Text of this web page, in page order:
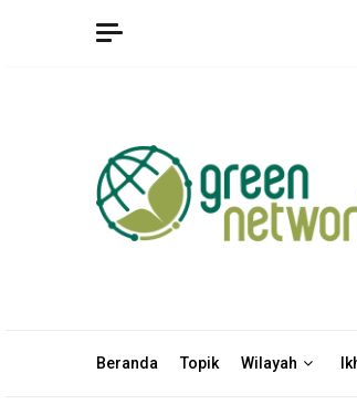
Beranda Topik Wilayah